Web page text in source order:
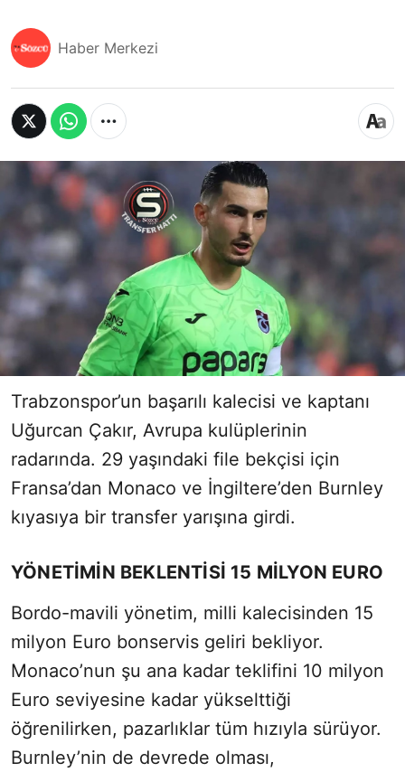
Haber Merkezi
Trabzonspor’un başarılı kalecisi ve kaptanı
Uğurcan Çakır, Avrupa kulüplerinin
radarında. 29 yaşındaki file bekçisi için
Fransa’dan Monaco ve İngiltere’den Burnley
kıyasıya bir transfer yarışına girdi.
YÖNETİMİN BEKLENTİSİ 15 MİLYON EURO
Bordo-mavili yönetim, milli kalecisinden 15
milyon Euro bonservis geliri bekliyor.
Monaco’nun şu ana kadar teklifini 10 milyon
Euro seviyesine kadar yükselttiği
öğrenilirken, pazarlıklar tüm hızıyla sürüyor.
Burnley’nin de devrede olması,